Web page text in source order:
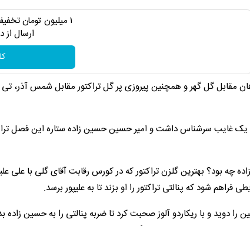
۱ میلیون تومان
ارسال از
مقابل گل گهر و همچنین پیروزی پر گل تراکتور مقابل شمس آذر، تی
یک غایب سرشناس داشت و امیر حسین حسین زاده ستاره این فصل
چه بود؟ بهترین گلزن تراکتور که در کورس رقابت آقای گلی با علی
فراهم شود که پنالتی تراکتور را او بزند تا به علیپور برسد.
را دوید و با ریکاردو آلوز صحبت کرد تا ضربه پنالتی را به حسین